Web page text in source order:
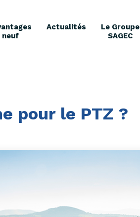
neuf
Actualités
Le Groupe
SAGEC
pour le PTZ ?